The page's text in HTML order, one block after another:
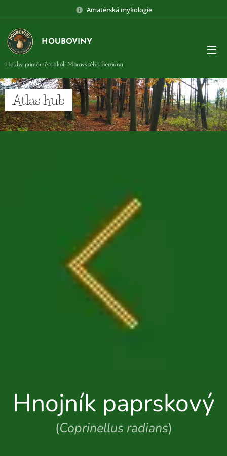
Amatérská mykologie
HOUBOVINY
Houby primárně z okolí Moravského Berouna
Atlas hub
Hnojník paprskový
(Coprinellus radians)